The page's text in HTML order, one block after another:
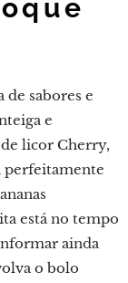
sabores e
e
licor Cherry,
perfeitamente
está no tempo
ainda
o bolo